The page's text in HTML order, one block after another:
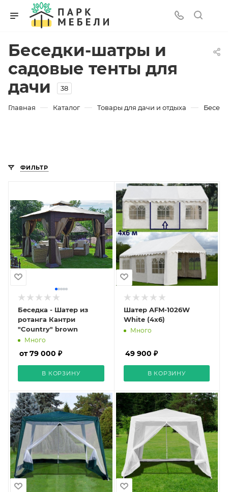
Беседки-шатры и
садовые тенты для
дачи
38
Главная — Каталог — Товары для дачи и отдыха —
ФИЛЬТР
Беседка - Шатер из
ротанга Кантри
"Country" brown
Много
от 79 000 ₽
В КОРЗИНУ
Шатер AFM-1026W
White (4х6)
Много
49 900 ₽
В КОРЗИНУ